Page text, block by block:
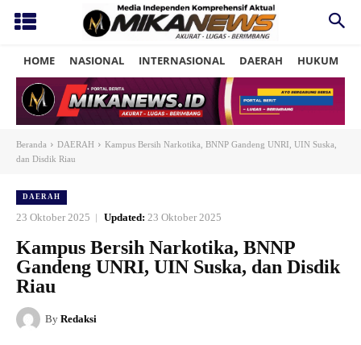
HOME NASIONAL INTERNASIONAL DAERAH HUKUM
Beranda DAERAH
Kampus Bersih Narkotika, BNNP Gandeng UNRI, UIN Suska,
dan Disdik Riau
DAERAH
23 Oktober 2025 Updated: 23 Oktober 2025
Kampus Bersih Narkotika, BNNP
Gandeng UNRI, UIN Suska, dan Disdik
Riau
By Redaksi